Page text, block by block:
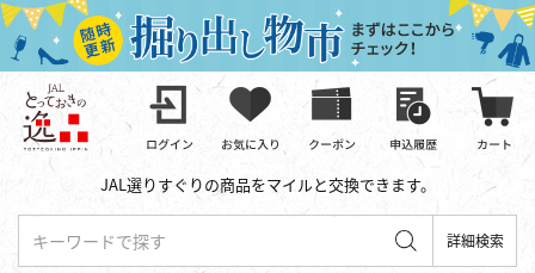
JAL選りすぐりの商品をマイルと交換できます。
キーワードで探す 詳細検索